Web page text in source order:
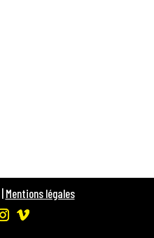
Mentions légales